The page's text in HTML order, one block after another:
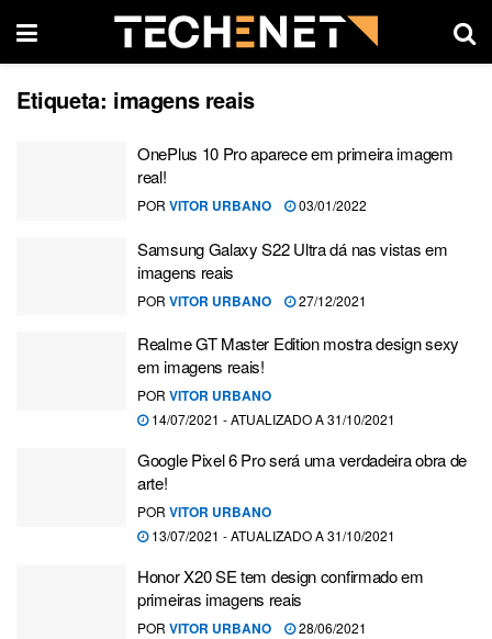
Etiqueta: imagens reais
OnePlus 10 Pro aparece em primeira imagem
real!
POR VITOR URBANO 03/01/2022
Samsung Galaxy S22 Ultra dá nas vistas em
imagens reais
POR VITOR URBANO 27/12/2021
Realme GT Master Edition mostra design sexy
em imagens reais!
POR VITOR URBANO
14/07/2021 - ATUALIZADO A 31/10/2021
Google Pixel 6 Pro será uma verdadeira obra de
arte!
POR VITOR URBANO
13/07/2021 - ATUALIZADO A 31/10/2021
Honor X20 SE tem design confirmado em
primeiras imagens reais
POR VITOR URBANO 28/06/2021